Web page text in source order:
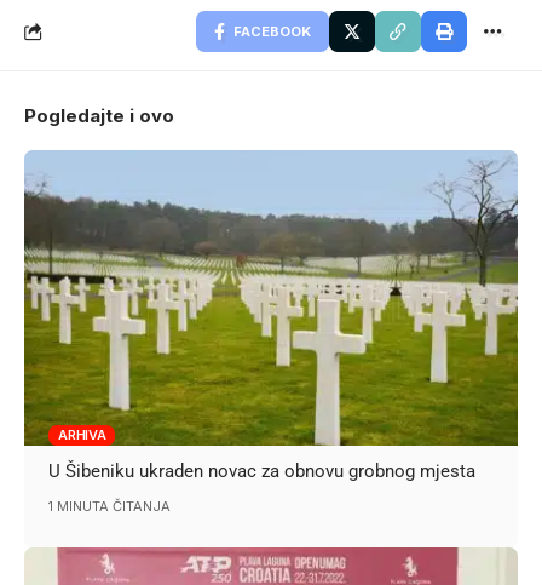
FACEBOOK
Pogledajte i ovo
ARHIVA
U Šibeniku ukraden novac za obnovu grobnog mjesta
1 MINUTA ČITANJA